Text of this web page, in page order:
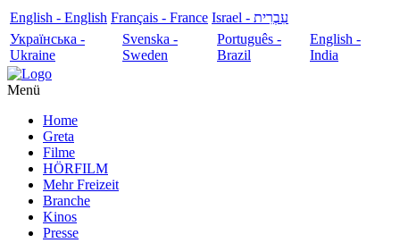
English - English Français - France
עִבְרִית - Israel
Українська -
Ukraine
Svenska -
Sweden
Português -
Brazil
English -
India
Menü
Home
Greta
Filme
HÖRFILM
Mehr Freizeit
Branche
Kinos
Presse